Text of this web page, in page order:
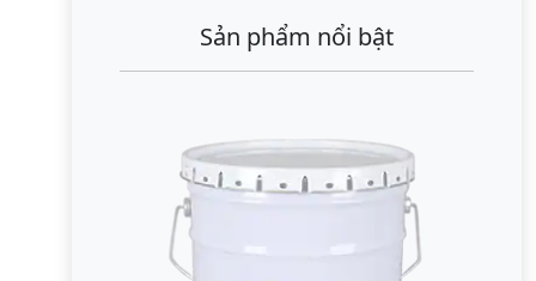
Sản phẩm nổi bật